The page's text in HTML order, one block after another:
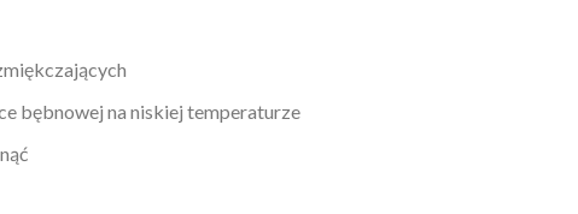
bębnowej na niskiej temperaturze